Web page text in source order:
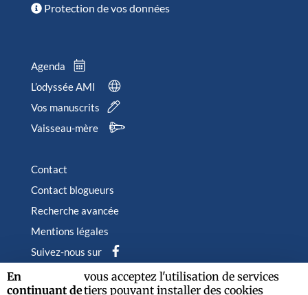
Protection de vos données
Agenda
L’odyssée AMI
Vos manuscrits
Vaisseau-mère
Contact
Contact blogueurs
Recherche avancée
Mentions légales
Suivez-nous sur
En
continuant de
vous acceptez l'utilisation de services
tiers pouvant installer des cookies